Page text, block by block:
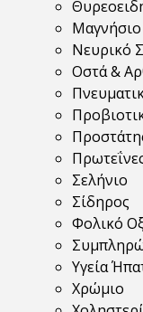
Μαγνήσιο
Νευρικό
Οστά &
Σελήνιο
Σίδηρος
Φολικό
Υγεία
Χρώμιο